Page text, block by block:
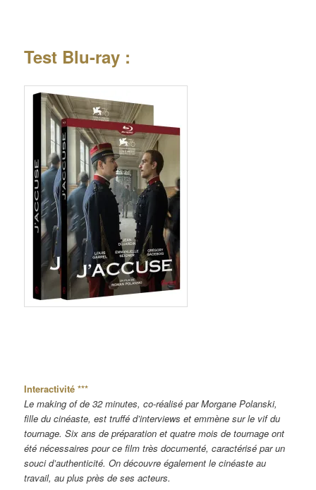
Test Blu-ray :
Interactivité ***
Le making of de 32 minutes, co-réalisé par Morgane Polanski,
fille du cinéaste, est truffé d’interviews et emmène sur le vif du
tournage. Six ans de préparation et quatre mois de tournage ont
été nécessaires pour ce film très documenté, caractérisé par un
souci d’authenticité. On découvre également le cinéaste au
travail, au plus près de ses acteurs.